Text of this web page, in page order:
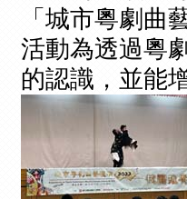
「城市粵劇曲
活動為透過粵
的認識，並能